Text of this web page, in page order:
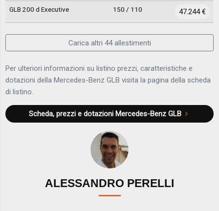
GLB 200 d Executive 150 / 110 47.244 €
Carica altri 44 allestimenti
Per ulteriori informazioni su listino prezzi, caratteristiche e
dotazioni della Mercedes-Benz GLB visita la pagina della scheda
di listino.
Scheda, prezzi e dotazioni Mercedes-Benz GLB
ALESSANDRO PERELLI